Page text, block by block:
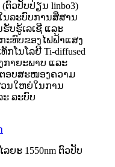
ຕົວປັບປ່ຽນ linbo3)
ນລະບົບການສື່ສານ
ບຮູ້ເລເຊີ ແລະ
ະທົບຂອງໄຟຟ້າແສງ
ກໂນໂລຢີ Ti-diffused
ກາຍະພາບ ແລະ
ອບສະໜອງຄວາມ
ນໃຫຍ່ໃນການ
ລະບົບ